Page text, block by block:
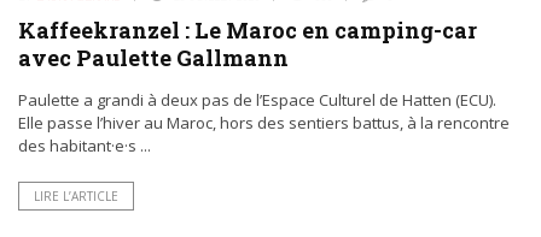
Kaffeekranzel : Le Maroc en camping-car
avec Paulette Gallmann
Paulette a grandi à deux pas de l’Espace Culturel de Hatten (ECU).
Elle passe l’hiver au Maroc, hors des sentiers battus, à la rencontre
des habitant·e·s ...
LIRE L’ARTICLE